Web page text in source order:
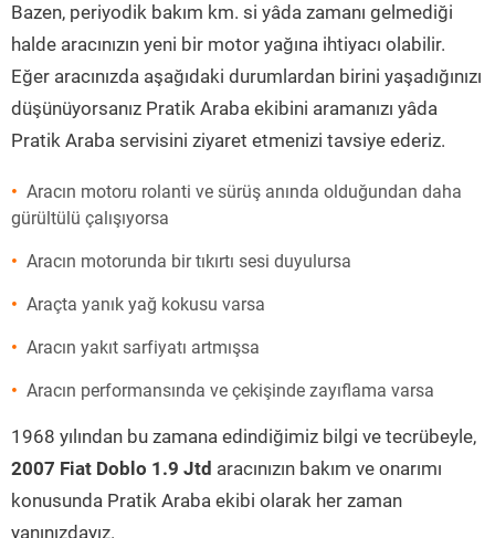
Bazen, periyodik bakım km. si yâda zamanı gelmediği
halde aracınızın yeni bir motor yağına ihtiyacı olabilir.
Eğer aracınızda aşağıdaki durumlardan birini yaşadığınızı
düşünüyorsanız Pratik Araba ekibini aramanızı yâda
Pratik Araba servisini ziyaret etmenizi tavsiye ederiz.
Aracın motoru rolanti ve sürüş anında olduğundan daha
gürültülü çalışıyorsa
Aracın motorunda bir tıkırtı sesi duyulursa
Araçta yanık yağ kokusu varsa
Aracın yakıt sarfiyatı artmışsa
Aracın performansında ve çekişinde zayıflama varsa
1968 yılından bu zamana edindiğimiz bilgi ve tecrübeyle,
2007 Fiat Doblo 1.9 Jtd aracınızın bakım ve onarımı
konusunda Pratik Araba ekibi olarak her zaman
yanınızdayız.